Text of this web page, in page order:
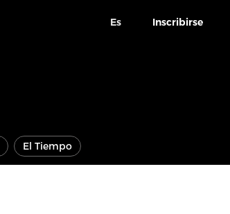
Es Inscribirse
El Tiempo